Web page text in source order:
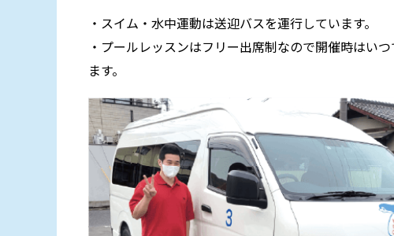
・スイム・水中運動は送迎バスを運行しています。
・プールレッスンはフリー出席制なので開催時はい
ます。